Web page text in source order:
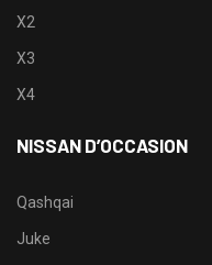
X2
X3
X4
NISSAN D’OCCASION
Qashqai
Juke